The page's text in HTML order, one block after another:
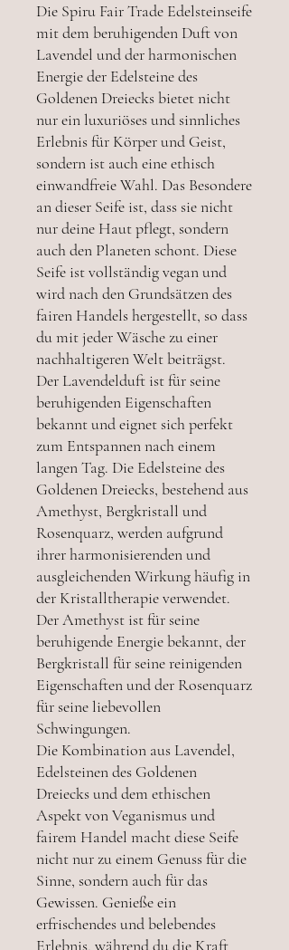
Die Spiru Fair Trade Edelsteinseife
mit dem beruhigenden Duft von
Lavendel und der harmonischen
Energie der Edelsteine des
Goldenen Dreiecks bietet nicht
nur ein luxuriöses und sinnliches
Erlebnis für Körper und Geist,
sondern ist auch eine ethisch
einwandfreie Wahl. Das Besondere
an dieser Seife ist, dass sie nicht
nur deine Haut pflegt, sondern
auch den Planeten schont. Diese
Seife ist vollständig vegan und
wird nach den Grundsätzen des
fairen Handels hergestellt, so dass
du mit jeder Wäsche zu einer
nachhaltigeren Welt beiträgst.
Der Lavendelduft ist für seine
beruhigenden Eigenschaften
bekannt und eignet sich perfekt
zum Entspannen nach einem
langen Tag. Die Edelsteine des
Goldenen Dreiecks, bestehend aus
Amethyst, Bergkristall und
Rosenquarz, werden aufgrund
ihrer harmonisierenden und
ausgleichenden Wirkung häufig in
der Kristalltherapie verwendet.
Der Amethyst ist für seine
beruhigende Energie bekannt, der
Bergkristall für seine reinigenden
Eigenschaften und der Rosenquarz
für seine liebevollen
Schwingungen.
Die Kombination aus Lavendel,
Edelsteinen des Goldenen
Dreiecks und dem ethischen
Aspekt von Veganismus und
fairem Handel macht diese Seife
nicht nur zu einem Genuss für die
Sinne, sondern auch für das
Gewissen. Genieße ein
erfrischendes und belebendes
Erlebnis, während du die Kraft